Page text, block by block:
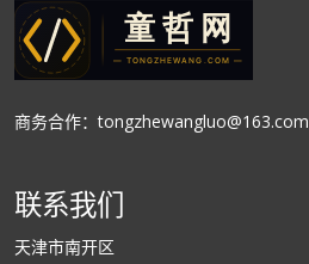
商务合作：tongzhewangluo@163.com
联系我们
天津市南开区